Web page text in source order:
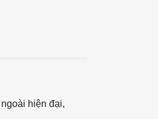
hiện đại,